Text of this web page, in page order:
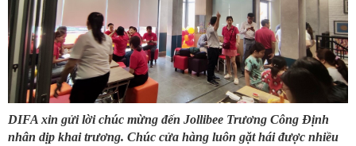
DIFA xin gửi lời chúc mừng đến Jollibee Trương Công Định
nhân dịp khai trương. Chúc cửa hàng luôn gặt hái được nhiều